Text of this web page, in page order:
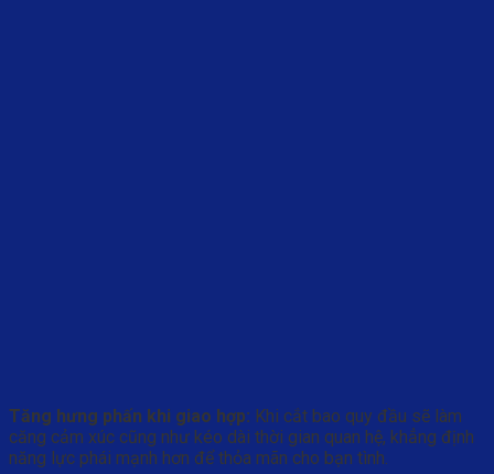
Tăng hưng phấn khi giao hợp: Khi cắt bao quy đầu sẽ làm
căng cảm xúc cũng như kéo dài thời gian quan hệ, khẳng định
năng lực phái mạnh hơn để thỏa mãn cho bạn tình.